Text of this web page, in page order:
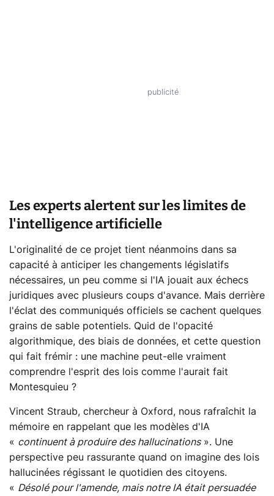
Les experts alertent sur les limites de
l'intelligence artificielle
L'originalité de ce projet tient néanmoins dans sa
capacité à anticiper les changements législatifs
nécessaires, un peu comme si l'IA jouait aux échecs
juridiques avec plusieurs coups d'avance. Mais derrière
l'éclat des communiqués officiels se cachent quelques
grains de sable potentiels. Quid de l'opacité
algorithmique, des biais de données, et cette question
qui fait frémir : une machine peut-elle vraiment
comprendre l'esprit des lois comme l'aurait fait
Montesquieu ?
Vincent Straub, chercheur à Oxford, nous rafraîchit la
mémoire en rappelant que les modèles d'IA
« continuent à produire des hallucinations». Une
perspective peu rassurante quand on imagine des lois
hallucinées régissant le quotidien des citoyens.
« Désolé pour l'amende, mais notre IA était persuadée